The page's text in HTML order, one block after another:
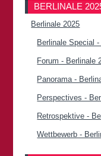
BERLINALE
Berlinale 2025
Berlinale Special
Forum - Berlinale
Panorama -
Perspectives -
Retrospektive -
Wettbewerb -